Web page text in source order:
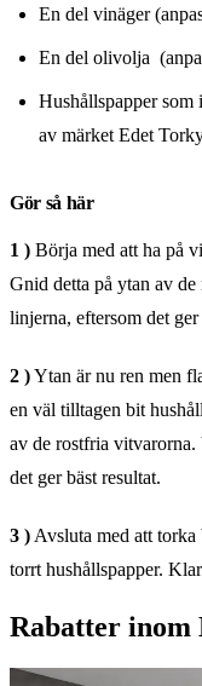
En del vinäger
En del olivolja
Hushållspapper som
av märket Edet
Gör så här
1 ) Börja med att ha på
Gnid detta på ytan av
linjerna, eftersom det ger
2 )Ytan är nu ren men
en väl tilltagen bit
av de rostfria
det ger bäst resultat.
3 ) Avsluta med att
torrt hushållspapper.
Rabatter inom